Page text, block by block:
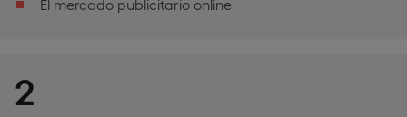
El mercado publicitario online
2